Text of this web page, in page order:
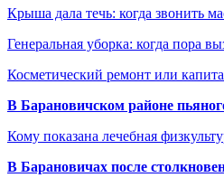
Крыша дала течь: когда звонить
Генеральная уборка: когда пора
Косметический ремонт или
В Барановичском районе
Кому показана лечебная
В Барановичах после